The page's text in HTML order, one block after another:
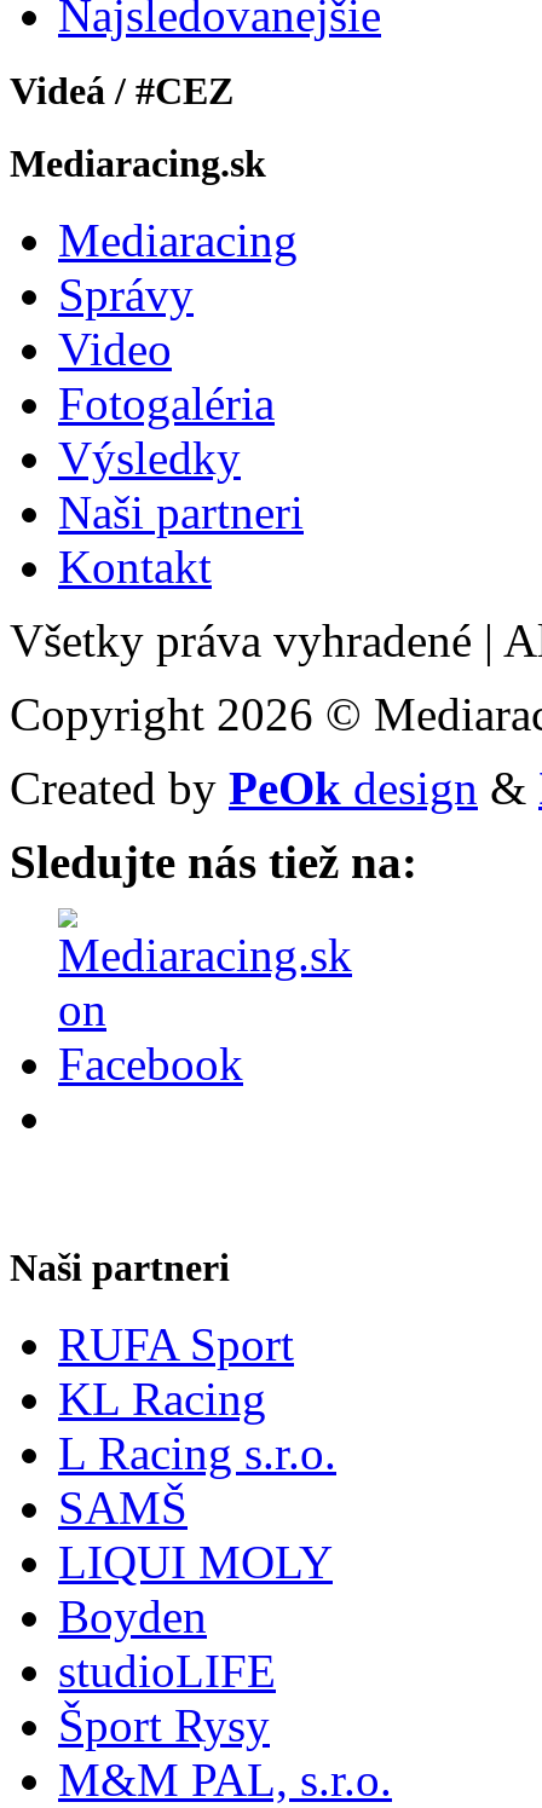
Najsledovanejšie
Videá / #CEZ
Mediaracing.sk
Mediaracing
Správy
Video
Fotogaléria
Výsledky
Naši partneri
Kontakt
Všetky práva vyhradené |
Copyright 2026 ©
Created by PeOk design &
Sledujte nás tiež na:
Naši partneri
RUFA Sport
KL Racing
L Racing s.r.o.
SAMŠ
LIQUI MOLY
Boyden
studioLIFE
Šport Rysy
M&M PAL, s.r.o.